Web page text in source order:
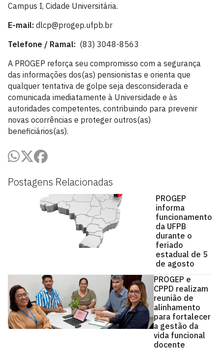
Postagens Relacionadas
PROGEP
informa
funcionamento
da UFPB
durante o
feriado
estadual de 5
de agosto
PROGEP e
CPPD realizam
reunião de
alinhamento
para fortalecer
a gestão da
vida funcional
docente
Campus I, Cidade Universitária.
E-mail: dlcp@progep.ufpb.br
Telefone / Ramal: (83) 3048-8563
A PROGEP reforça seu compromisso com a segurança
das informações dos(as) pensionistas e orienta que
qualquer tentativa de golpe seja desconsiderada e
comunicada imediatamente à Universidade e às
autoridades competentes, contribuindo para prevenir
novas ocorrências e proteger outros(as)
beneficiários(as).